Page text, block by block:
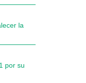
la
por su